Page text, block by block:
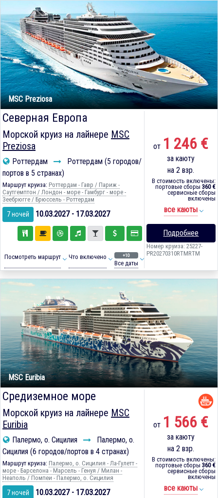
MSC Preziosa
Северная Европа
Морской круиз на лайнере MSC
Preziosa
Роттердам
Роттердам (5 городов/
портов в 5 странах)
Маршрут круиза: Роттердам - Гавр / Париж -
Саутгемптон / Лондон - море - Гамбург - море -
Зеебрюгге / Брюссель - Роттердам
7 ночей 10.03.2027 - 17.03.2027
Посмотреть маршрут Что включено +10
Все даты
от 1 246 €
за каюту
на 2 взр.
В стоимость включены:
портовые сборы 360 €
сервисные сборы
включены
все каюты
Подробнее
Номер круиза: 25227-
PR20270310RTMRTM
MSC Euribia
Средиземное море
Морской круиз на лайнере MSC
Euribia
Палермо, о. Сицилия
Палермо, о.
Сицилия (6 городов/портов в 4 странах)
Маршрут круиза: Палермо, о. Сицилия - Ла-Гулетт -
море - Барселона - Марсель - Генуя / Милан -
Неаполь / Помпеи - Палермо, о. Сицилия
7 ночей 10.03.2027 - 17.03.2027
от 1 566 €
за каюту
на 2 взр.
В стоимость включены:
портовые сборы 360 €
сервисные сборы
включены
все каюты